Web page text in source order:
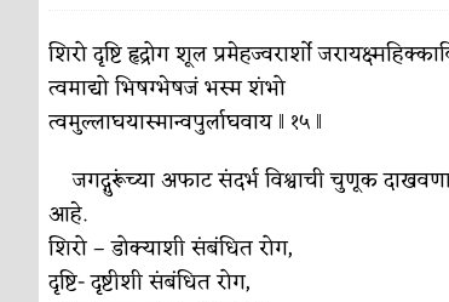
पाटलाची विहीर कविता-गझल-चारोळी-
शपथ कविता-गझल-चारोळी-वात्रटिका
पुस्तके बदलायची आहेत तुम्हाला!
किती घोषणांचा पाऊस होता कविता-
कसं हुईन तं हू माय…
काळजाचे प्रेत
शिरो दृष्टि हृद्रोग शूल प्रमेहज्वरार्शो
त्वमाद्यो भिषग्भेषजं भस्म शंभो
त्वमुल्लाघयास्मान्वपुर्लाघवाय ‖ १५ ‖
जगद्गुरूंच्या अफाट संदर्भ विश्वाची चुणूक
आहे.
शिरो – डोक्याशी संबंधित रोग,
दृष्टि- दृष्टीशी संबंधित रोग,